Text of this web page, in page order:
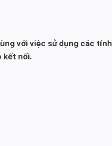
với việc sử dụng các tính
kết nối.